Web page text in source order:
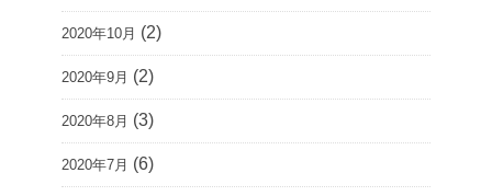
2020年10月 (2)
2020年9月 (2)
2020年8月 (3)
2020年7月 (6)